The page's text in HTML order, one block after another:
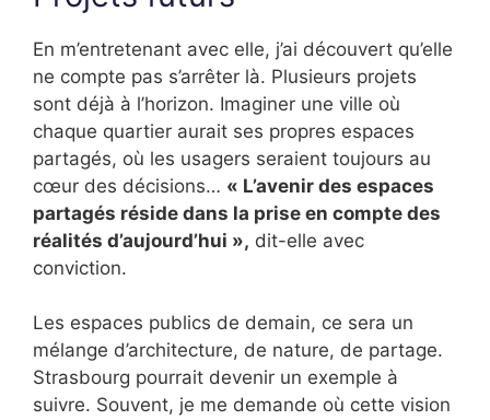
En m’entretenant avec elle, j’ai découvert qu’elle
ne compte pas s’arrêter là. Plusieurs projets
sont déjà à l’horizon. Imaginer une ville où
chaque quartier aurait ses propres espaces
partagés, où les usagers seraient toujours au
cœur des décisions… « L’avenir des espaces
partagés réside dans la prise en compte des
réalités d’aujourd’hui », dit-elle avec
conviction.
Les espaces publics de demain, ce sera un
mélange d’architecture, de nature, de partage.
Strasbourg pourrait devenir un exemple à
suivre. Souvent, je me demande où cette vision